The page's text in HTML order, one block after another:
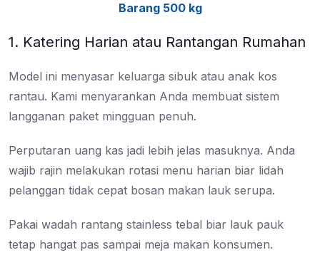
Barang 500 kg
1. Katering Harian atau Rantangan Rumahan
Model ini menyasar keluarga sibuk atau anak kos
rantau. Kami menyarankan Anda membuat sistem
langganan paket mingguan penuh.
Perputaran uang kas jadi lebih jelas masuknya. Anda
wajib rajin melakukan rotasi menu harian biar lidah
pelanggan tidak cepat bosan makan lauk serupa.
Pakai wadah rantang stainless tebal biar lauk pauk
tetap hangat pas sampai meja makan konsumen.